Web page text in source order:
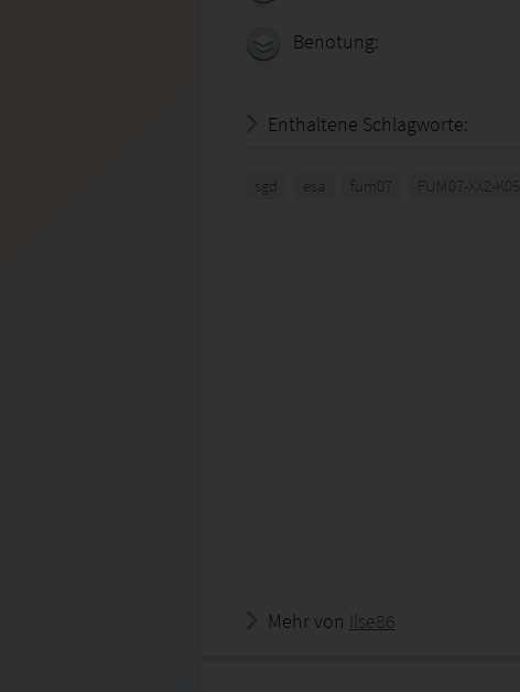
Benotung:
Enthaltene Schlagworte:
sgd esa fum07 FUM07-XX2-K05
Mehr von Ilse86